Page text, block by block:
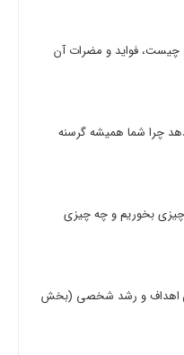
فواید و مضرات آن
چرا شما همیشه گرسنه
بخوریم و چه چیزی
اهداف و رشد شخصی (بخش